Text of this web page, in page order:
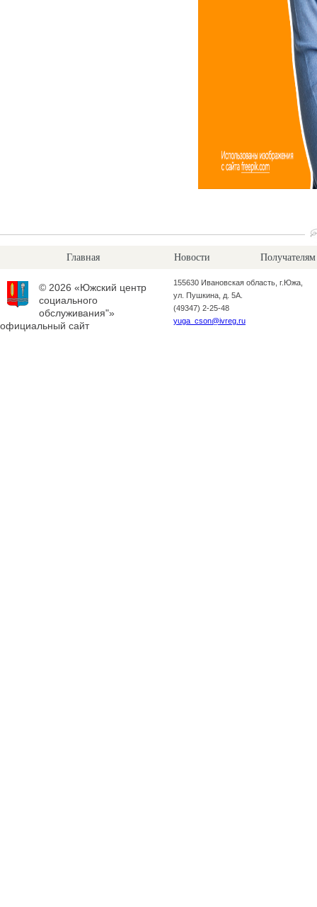
Главная Новости Получателям
© 2026 «Южский центр
социального
обслуживания"»
официальный сайт
155630 Ивановская область, г.Южа,
ул. Пушкина, д. 5А.
(49347) 2-25-48
yuga_cson@ivreg.ru